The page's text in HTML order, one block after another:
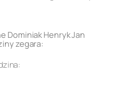
Dominiak Henryk Jan
zegara: